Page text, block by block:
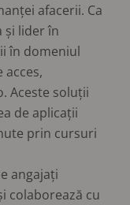
afacerii. Ca
și lider în
în domeniul
Aceste soluții
de aplicații
prin cursuri
angajați
colaborează cu